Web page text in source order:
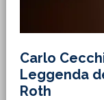
Carlo
Leggenda
Roth